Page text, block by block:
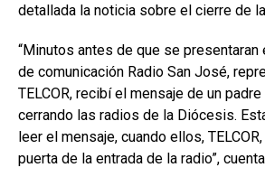
detallada la noticia sobre el cierre de
“Minutos antes de que se presentaran
de comunicación Radio San José,
TELCOR, recibí el mensaje de un
cerrando las radios de la Diócesis.
leer el mensaje, cuando ellos,
puerta de la entrada de la radio”,